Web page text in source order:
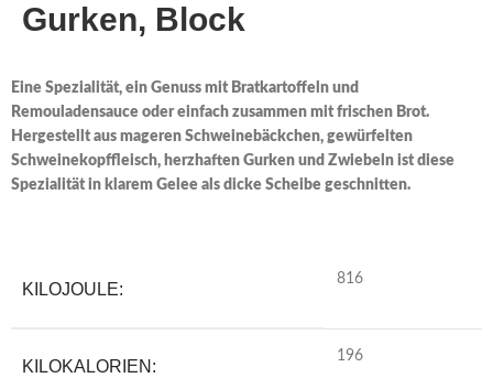
Gurken, Block
Eine Spezialität, ein Genuss mit Bratkartoffeln und
Remouladensauce oder einfach zusammen mit frischen Brot.
Hergestellt aus mageren Schweinebäckchen, gewürfelten
Schweinekopffleisch, herzhaften Gurken und Zwiebeln ist diese
Spezialität in klarem Gelee als dicke Scheibe geschnitten.
KILOJOULE:
816
KILOKALORIEN:
196